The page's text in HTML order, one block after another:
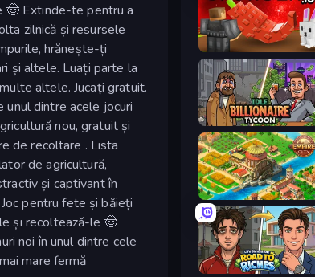
🤠 Extinde-te pentru a
zilnică și resursele
hrănește-ți
și altele. Luați parte la
altele. Jucați gratuit.
dintre acele jocuri
nou, gratuit și
de recoltare . Lista
de agricultură,
și captivant în
pentru fete și băieți
și recoltează-le 🤠
noi în unul dintre cele
mare fermă
Grow A Garden | Growden.io
Idle Billionaire Tycoon
Empire City
Life Simulator: Road to Riches